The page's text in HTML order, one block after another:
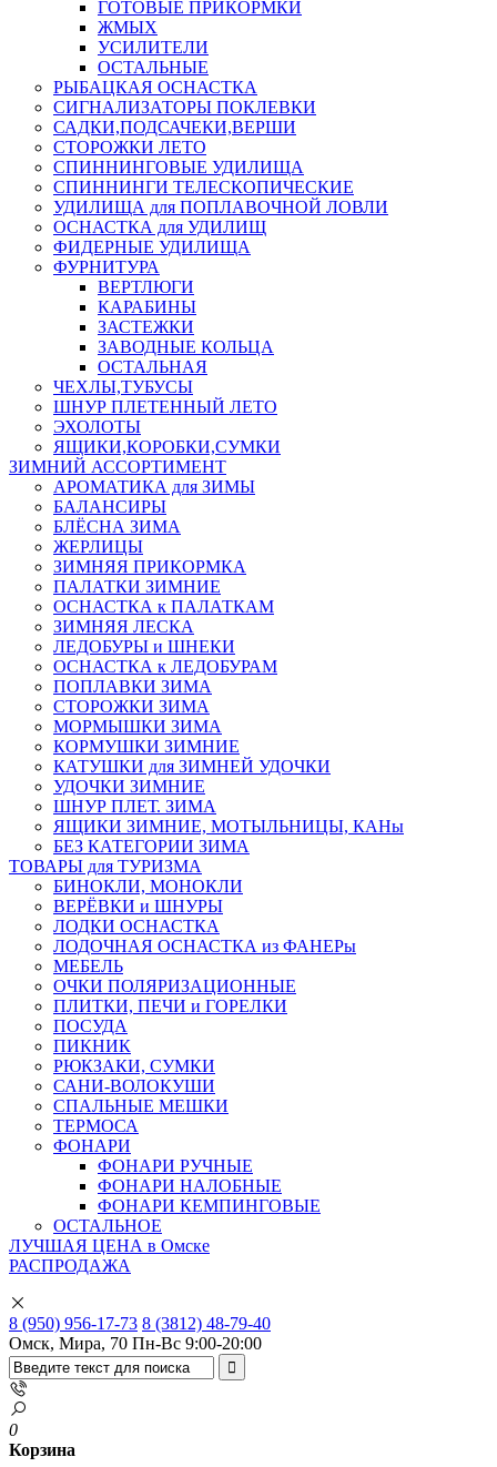
ГОТОВЫЕ ПРИКОРМКИ
ЖМЫХ
УСИЛИТЕЛИ
ОСТАЛЬНЫЕ
РЫБАЦКАЯ ОСНАСТКА
СИГНАЛИЗАТОРЫ ПОКЛЕВКИ
САДКИ,ПОДСАЧЕКИ,ВЕРШИ
СТОРОЖКИ ЛЕТО
СПИННИНГОВЫЕ УДИЛИЩА
СПИННИНГИ ТЕЛЕСКОПИЧЕСКИЕ
УДИЛИЩА для ПОПЛАВОЧНОЙ ЛОВЛИ
ОСНАСТКА для УДИЛИЩ
ФИДЕРНЫЕ УДИЛИЩА
ФУРНИТУРА
ВЕРТЛЮГИ
КАРАБИНЫ
ЗАСТЕЖКИ
ЗАВОДНЫЕ КОЛЬЦА
ОСТАЛЬНАЯ
ЧЕХЛЫ,ТУБУСЫ
ШНУР ПЛЕТЕННЫЙ ЛЕТО
ЭХОЛОТЫ
ЯЩИКИ,КОРОБКИ,СУМКИ
ЗИМНИЙ АССОРТИМЕНТ
АРОМАТИКА для ЗИМЫ
БАЛАНСИРЫ
БЛЁСНА ЗИМА
ЖЕРЛИЦЫ
ЗИМНЯЯ ПРИКОРМКА
ПАЛАТКИ ЗИМНИЕ
ОСНАСТКА к ПАЛАТКАМ
ЗИМНЯЯ ЛЕСКА
ЛЕДОБУРЫ и ШНЕКИ
ОСНАСТКА к ЛЕДОБУРАМ
ПОПЛАВКИ ЗИМА
СТОРОЖКИ ЗИМА
МОРМЫШКИ ЗИМА
КОРМУШКИ ЗИМНИЕ
КАТУШКИ для ЗИМНЕЙ УДОЧКИ
УДОЧКИ ЗИМНИЕ
ШНУР ПЛЕТ. ЗИМА
ЯЩИКИ ЗИМНИЕ, МОТЫЛЬНИЦЫ, КАНы
БЕЗ КАТЕГОРИИ ЗИМА
ТОВАРЫ для ТУРИЗМА
БИНОКЛИ, МОНОКЛИ
ВЕРЁВКИ и ШНУРЫ
ЛОДКИ ОСНАСТКА
ЛОДОЧНАЯ ОСНАСТКА из ФАНЕРы
МЕБЕЛЬ
ОЧКИ ПОЛЯРИЗАЦИОННЫЕ
ПЛИТКИ, ПЕЧИ и ГОРЕЛКИ
ПОСУДА
ПИКНИК
РЮКЗАКИ, СУМКИ
САНИ-ВОЛОКУШИ
СПАЛЬНЫЕ МЕШКИ
ТЕРМОСА
ФОНАРИ
ФОНАРИ РУЧНЫЕ
ФОНАРИ НАЛОБНЫЕ
ФОНАРИ КЕМПИНГОВЫЕ
ОСТАЛЬНОЕ
ЛУЧШАЯ ЦЕНА в Омске
РАСПРОДАЖА
8 (950) 956-17-73 8 (3812) 48-79-40
Омск, Мира, 70 Пн-Вс 9:00-20:00
0
Корзина